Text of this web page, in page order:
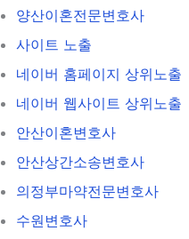
양산이혼전문변호사
사이트 노출
네이버 홈페이지 상위노출
네이버 웹사이트 상위노출
안산이혼변호사
안산상간소송변호사
의정부마약전문변호사
수원변호사